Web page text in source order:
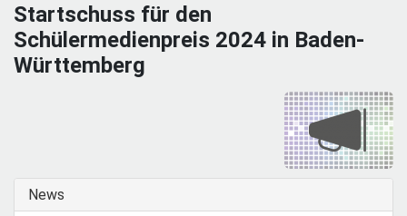
News
Jugendnetz
Freizeit & Reisen
Vor Ort
Startschuss für den
Schülermedienpreis 2024 in Baden-
Württemberg
Ausblenden
News